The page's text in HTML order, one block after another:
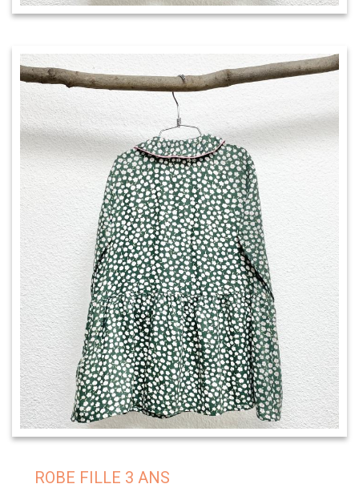
ROBE FILLE 3 ANS